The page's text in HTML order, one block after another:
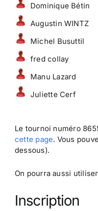
Dominique Bétin
Augustin WINTZ
Michel Busuttil
fred collay
Manu Lazard
Juliette Cerf
Le tournoi numéro
cette page. Vous
dessous).
On pourra aussi utiliser
Inscription